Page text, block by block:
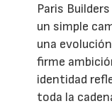
Paris
un simple
una
firme
identidad
toda la